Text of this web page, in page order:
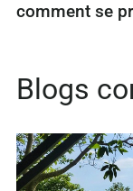
comment se
Blogs